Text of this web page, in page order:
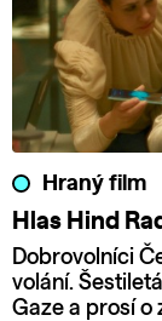
Hraný film
Hlas Hind
Dobrovolníci
volání.
Gaze a prosí o